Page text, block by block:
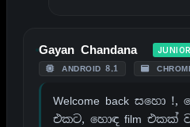
Gayan Chandana
ANDROID 8.1
Welcome back සහො
එකට, හොඳ film එකක්